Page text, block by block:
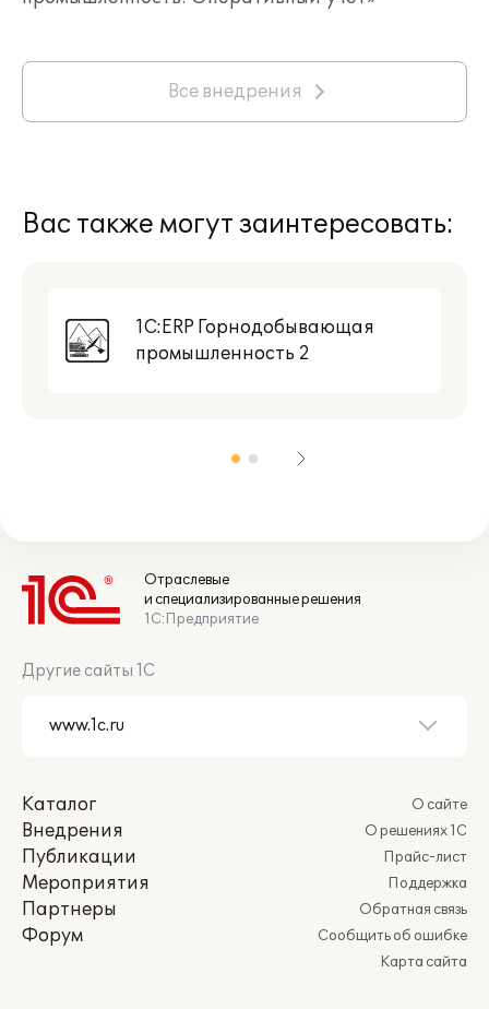
Все внедрения
Вас также могут заинтересовать:
1С:ERP Горнодобывающая
промышленность 2
Отраслевые
и специализированные решения
1С:Предприятие
Другие сайты 1С
Каталог
Внедрения
Публикации
Мероприятия
Партнеры
Форум
О сайте
О решениях 1С
Прайс-лист
Поддержка
Обратная связь
Сообщить об ошибке
Карта сайта